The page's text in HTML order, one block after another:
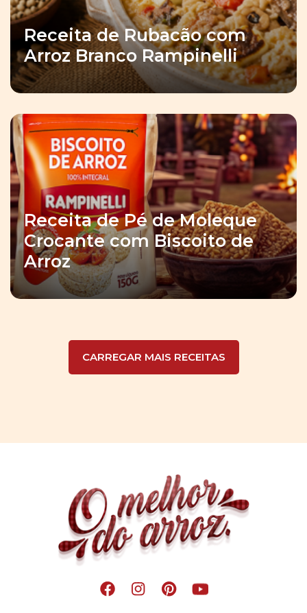
Receita de Rubacão com
Arroz Branco Rampinelli
Receita de Pé de Moleque
Crocante com Biscoito de
Arroz
CARREGAR MAIS RECEITAS